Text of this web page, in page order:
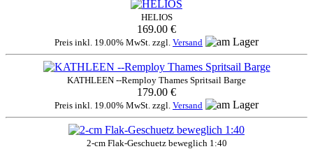
HELIOS
169.00 €
Preis inkl. 19.00% MwSt. zzgl. Versand
KATHLEEN --Remploy Thames Spritsail Barge
179.00 €
Preis inkl. 19.00% MwSt. zzgl. Versand
2-cm Flak-Geschuetz beweglich 1:40